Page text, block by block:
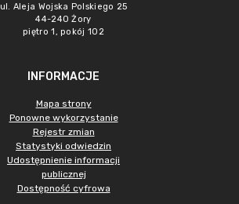
ul. Aleja Wojska Polskiego 25
44-240 Żory
piętro 1, pokój 102
INFORMACJE
Mapa strony
Ponowne wykorzystanie
Rejestr zmian
Statystyki odwiedzin
Udostępnienie informacji
publicznej
Dostępność cyfrowa